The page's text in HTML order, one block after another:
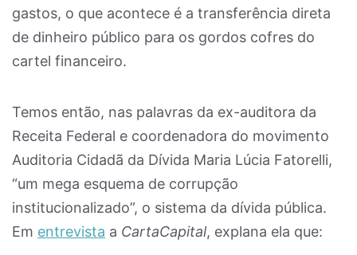
gastos, o que acontece é a transferência direta
de dinheiro público para os gordos cofres do
cartel financeiro.
Temos então, nas palavras da ex-auditora da
Receita Federal e coordenadora do movimento
Auditoria Cidadã da Dívida Maria Lúcia Fatorelli,
“um mega esquema de corrupção
institucionalizado”, o sistema da dívida pública.
Em entrevista a CartaCapital, explana ela que: